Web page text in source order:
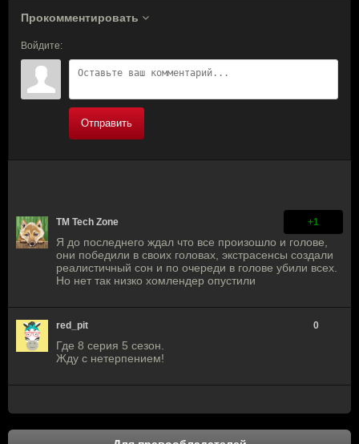
Прокомментировать
Войдите:
Отправить
TM Tech Zone +1
Я до последнего ждал что все произошло и голове,
они победили в своих головах, экстрасенсы создали
реалистичный сон и по очереди в голове убили всех.
Но нет так низко хомлендер опустили
red_pit 0
Где 8 серия 5 сезон.
Жду с нетерпением!